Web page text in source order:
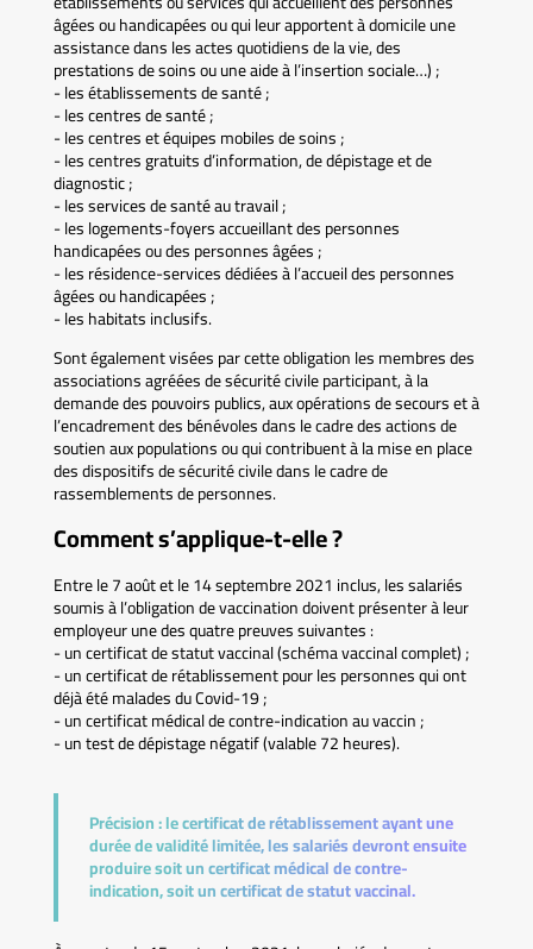
âgées ou handicapées ou qui leur apportent à domicile une
assistance dans les actes quotidiens de la vie, des
prestations de soins ou une aide à l’insertion sociale…) ;
- les établissements de santé ;
- les centres de santé ;
- les centres et équipes mobiles de soins ;
- les centres gratuits d’information, de dépistage et de
diagnostic ;
- les services de santé au travail ;
- les logements-foyers accueillant des personnes
handicapées ou des personnes âgées ;
- les résidence-services dédiées à l’accueil des personnes
âgées ou handicapées ;
- les habitats inclusifs.
Sont également visées par cette obligation les membres des
associations agréées de sécurité civile participant, à la
demande des pouvoirs publics, aux opérations de secours et à
l’encadrement des bénévoles dans le cadre des actions de
soutien aux populations ou qui contribuent à la mise en place
des dispositifs de sécurité civile dans le cadre de
rassemblements de personnes.
Comment s’applique-t-elle ?
Entre le 7 août et le 14 septembre 2021 inclus, les salariés
soumis à l’obligation de vaccination doivent présenter à leur
employeur une des quatre preuves suivantes :
- un certificat de statut vaccinal (schéma vaccinal complet) ;
- un certificat de rétablissement pour les personnes qui ont
déjà été malades du Covid-19 ;
- un certificat médical de contre-indication au vaccin ;
- un test de dépistage négatif (valable 72 heures).
Précision :le certificat de rétablissement ayant une
durée de validité limitée, les salariés devront ensuite
produire soit un certificat médical de contre-
indication, soit un certificat de statut vaccinal.